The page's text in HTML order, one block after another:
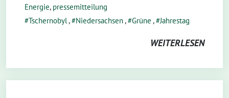
Energie, pressemitteilung
Tschernobyl, Niedersachsen, Grüne , Jahrestag
WEITERLESEN